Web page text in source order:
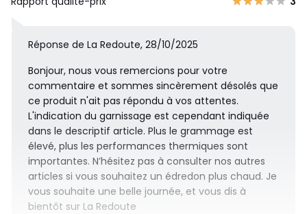
Réponse de La Redoute, 28/10/2025
Bonjour, nous vous remercions pour votre
commentaire et sommes sincèrement désolés que
ce produit n'ait pas répondu à vos attentes.
L'indication du garnissage est cependant indiquée
dans le descriptif article. Plus le grammage est
élevé, plus les performances thermiques sont
importantes. N’hésitez pas à consulter nos autres
articles si vous souhaitez un édredon plus chaud. Je
vous souhaite une belle journée, et vous dis à
bientôt sur La Redoute